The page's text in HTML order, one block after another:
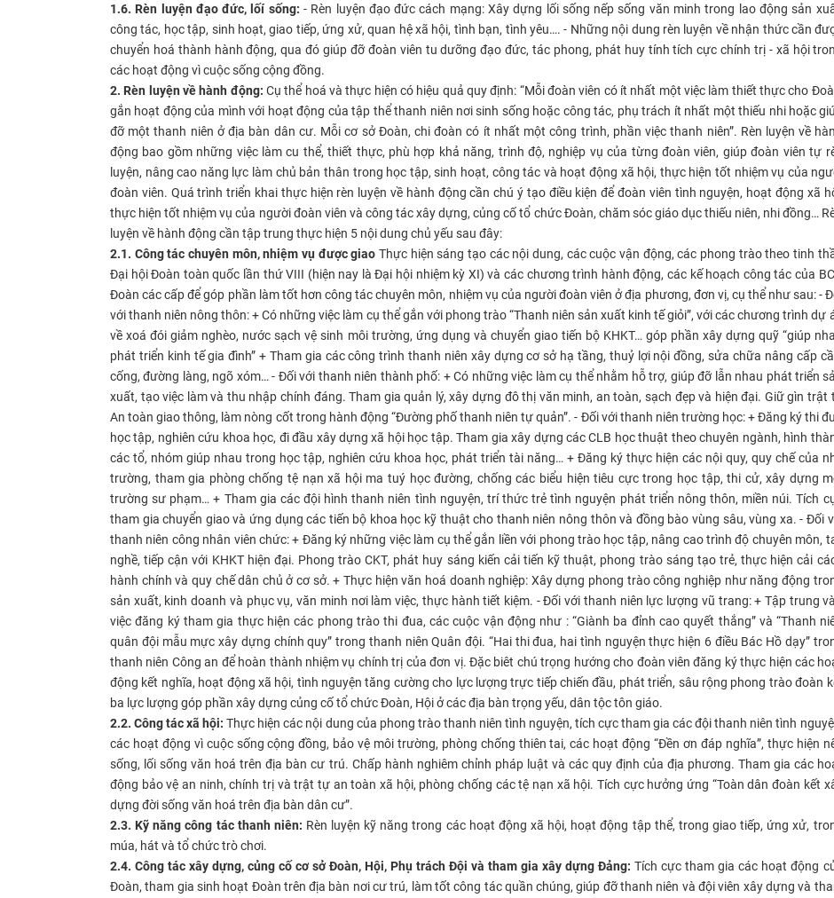
1.6. Rèn luyện đạo đức, lốí sống: - Rèn luyện đạo đức cách mạng: Xây dựng lối sống nếp sống văn minh trong lao động sản
công tác, học tập, sinh hoạt, giao tiếp, ứng xử, quan hệ xã hội, tình bạn, tình yêu…. - Những nội dung rèn luyện về nhận thức cần
chuyển hoá thành hành động, qua đó giúp đỡ đoàn viên tu dưỡng đạo đức, tác phong, phát huy tính tích cực chính trị - xã hội
các hoạt động vì cuộc sống cộng đồng.
2. Rèn luyện về hành động: Cụ thể hoá và thực hiện có hiệu quả quy định: “Mỗi đoàn viên có ít nhất một việc làm thiết thực cho
gắn hoạt động của mình với hoạt động của tập thể thanh niên nơi sinh sống hoặc công tác, phụ trách ít nhất một thiếu nhi hoặc
đỡ một thanh niên ở địa bàn dân cư. Mỗi cơ sở Đoàn, chi đoàn có ít nhất một công trình, phần việc thanh niên”. Rèn luyện về
động bao gồm những việc làm cu thể, thiết thực, phù hợp khả năng, trình độ, nghiệp vụ của từng đoàn viên, giúp đoàn viên tự
luyện, nâng cao năng lực làm chủ bản thân trong học tập, sinh hoạt, công tác và hoạt động xã hội, thực hiện tốt nhiệm vụ của
đoàn viên. Quá trình triển khai thực hiện rèn luyện về hành động cần chú ý tạo điều kiện để đoàn viên tình nguyện, hoạt động xã
thực hiện tốt nhiệm vụ của người đoàn viên và công tác xây dựng, củng cố tổ chức Đoàn, chăm sóc giáo dục thiếu niên, nhi đồng…
luyện về hành động cần tập trung thực hiện 5 nội dung chủ yếu sau đây:
2.1. Công tác chuyên môn, nhiệm vụ được giao Thực hiện sáng tạo các nội dung, các cuộc vận động, các phong trào theo tinh
Đại hội Đoàn toàn quốc lần thứ VIII (hiện nay là Đại hội nhiệm kỳ XI) và các chương trình hành động, các kế hoạch công tác của
Đoàn các cấp để góp phần làm tốt hơn công tác chuyên môn, nhiệm vụ của người đoàn viên ở địa phương, đơn vị, cụ thể như sau: -
với thanh niên nông thôn: + Có những việc làm cụ thể gắn với phong trào “Thanh niên sản xuất kinh tế giỏi”, với các chương trình dự
về xoá đói giảm nghèo, nước sạch vệ sinh môi trường, ứng dụng và chuyển giao tiến bộ KHKT… góp phần xây dựng quỹ “giúp
phát triển kinh tế gia đình” + Tham gia các công trình thanh niên xây dựng cơ sở hạ tầng, thuỷ lợi nội đồng, sửa chữa nâng cấp
cống, đường làng, ngõ xóm… - Đối với thanh niên thành phố: + Có những việc làm cụ thể nhằm hỗ trợ, giúp đỡ lẫn nhau phát triển
xuất, tạo việc làm và thu nhập chính đáng. Tham gia quản lý, xây dựng đô thị văn minh, an toàn, sạch đẹp và hiện đại. Giữ gìn trật
An toàn giao thông, làm nòng cốt trong hành động “Đường phố thanh niên tự quản”. - Đối với thanh niên trường học: + Đăng ký thi
học tập, nghiên cứu khoa học, đi đầu xây dựng xã hội học tập. Tham gia xây dựng các CLB học thuật theo chuyên ngành, hình
các tổ, nhóm giúp nhau trong học tập, nghiên cứu khoa học, phát triển tài năng… + Đăng ký thực hiện các nội quy, quy chế của
trường, tham gia phòng chống tệ nạn xã hội ma tuý học đường, chống các biểu hiện tiêu cực trong học tập, thi cử, xây dựng
trường sư phạm… + Tham gia các đội hình thanh niên tình nguyện, trí thức trẻ tình nguyện phát triển nông thôn, miền núi. Tích
tham gia chuyển giao và ứng dụng các tiến bộ khoa học kỹ thuật cho thanh niên nông thôn và đồng bào vùng sâu, vùng xa. - Đối
thanh niên công nhân viên chức: + Đăng ký những việc làm cụ thể gắn liền với phong trào học tập, nâng cao trình độ chuyên môn,
nghề, tiếp cận với KHKT hiện đại. Phong trào CKT, phát huy sáng kiến cải tiến kỹ thuật, phong trào sáng tạo trẻ, thực hiện cải
hành chính và quy chế dân chủ ở cơ sở. + Thực hiện văn hoá doanh nghiệp: Xây dựng phong trào công nghiệp như năng động
sản xuất, kinh doanh và phục vụ, văn minh nơi làm việc, thực hành tiết kiệm. - Đối với thanh niên lực lượng vũ trang: + Tập trung
việc đăng ký tham gia thực hiện các phong trào thi đua, các cuộc vận động như : “Giành ba đỉnh cao quyết thắng” và “Thanh
quân đội mẫu mực xây dựng chính quy” trong thanh niên Quân đội. “Hai thi đua, hai tình nguyện thực hiện 6 điều Bác Hồ dạy”
thanh niên Công an để hoàn thành nhiệm vụ chính trị của đơn vị. Đặc biêt chú trọng hướng cho đoàn viên đăng ký thực hiện các
động kết nghĩa, hoạt động xã hội, tình nguyện tăng cường cho lực lượng trực tiếp chiến đầu, phát triển, sâu rộng phong trào đoàn
ba lực lượng góp phần xây dựng củng cố tổ chức Đoàn, Hội ở các địa bàn trọng yếu, dân tộc tôn giáo.
2.2. Công tác xã hội: Thực hiện các nội dung của phong trào thanh niên tình nguyện, tích cực tham gia các đội thanh niên tình
các hoạt động vì cuộc sống cộng đồng, bảo vệ môi trường, phòng chống thiên tai, các hoạt động “Đền ơn đáp nghĩa”, thực hiện
sống, lối sống văn hoá trên địa bàn cư trú. Chấp hành nghiêm chỉnh pháp luật và các quy định của địa phương. Tham gia các
động bảo vệ an ninh, chính trị và trật tự an toàn xã hội, phòng chống các tệ nạn xã hội. Tích cực hưởng ứng “Toàn dân đoàn kết
dựng đời sống văn hoá trên địa bàn dân cư”.
2.3. Kỹ năng công tác thanh niên: Rèn luyện kỹ năng trong các hoạt động xã hội, hoạt động tập thể, trong giao tiếp, ứng xử,
múa, hát và tổ chức trò chơi.
2.4. Công tác xây dựng, củng cố cơ sở Đoàn, Hội, Phụ trách Đội và tham gia xây dựng Đảng: Tích cực tham gia các hoạt động
Đoàn, tham gia sinh hoạt Đoàn trên địa bàn nơi cư trú, làm tốt công tác quần chúng, giúp đỡ thanh niên và đội viên xây dựng và